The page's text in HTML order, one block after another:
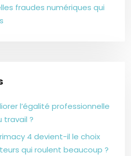
fraudes numériques qui
l’égalité professionnelle
travail ?
4 devient-il le choix
qui roulent beaucoup ?